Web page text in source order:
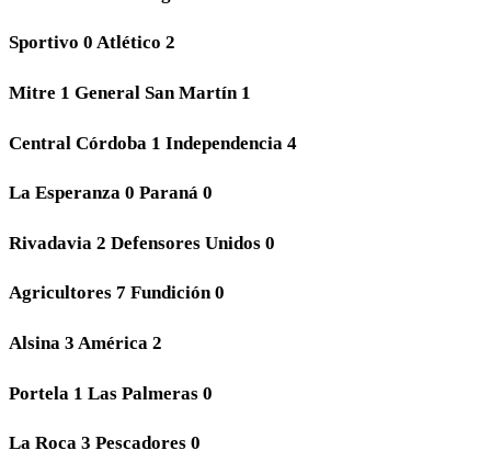
Sportivo 0 Atlético 2
Mitre 1 General San Martín 1
Central Córdoba 1 Independencia 4
La Esperanza 0 Paraná 0
Rivadavia 2 Defensores Unidos 0
Agricultores 7 Fundición 0
Alsina 3 América 2
Portela 1 Las Palmeras 0
La Roca 3 Pescadores 0